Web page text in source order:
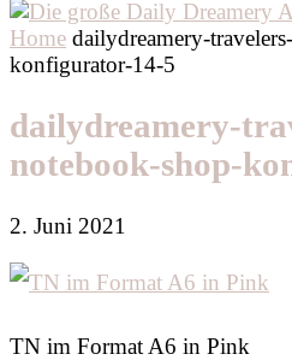
Home dailydreamery-
konfigurator-14-5
dailydreamery-
notebook-shop-
2. Juni 2021
TN im Format A6 in Pink